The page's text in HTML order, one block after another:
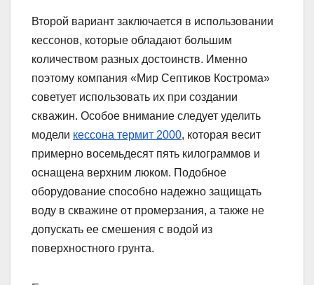
Второй вариант заключается в использовании
кессонов, которые обладают большим
количеством разных достоинств. Именно
поэтому компания «Мир Септиков Кострома»
советует использовать их при создании
скважин. Особое внимание следует уделить
модели кессона термит 2000, которая весит
примерно восемьдесят пять килограммов и
оснащена верхним люком. Подобное
оборудование способно надежно защищать
воду в скважине от промерзания, а также не
допускать ее смешения с водой из
поверхностного грунта.